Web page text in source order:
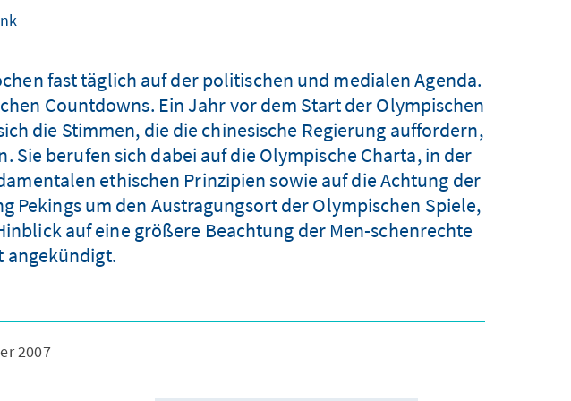
fast täglich auf der politischen und medialen Agenda.
Countdowns. Ein Jahr vor dem Start der Olympischen
die Stimmen, die die chinesische Regierung auffordern,
berufen sich dabei auf die Olympische Charta, in der
ethischen Prinzipien sowie auf die Achtung der
Pekings um den Austragungsort der Olympischen Spiele,
auf eine größere Beachtung der Men-schenrechte
angekündigt.
2007